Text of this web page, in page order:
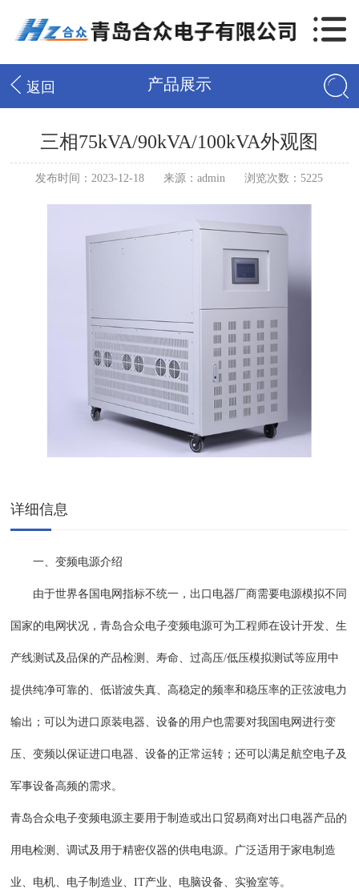
返回 产品展示
三相75kVA/90kVA/100kVA外观图
发布时间：2023-12-18 来源：admin 浏览次数：5225
详细信息
一、变频电源介绍
由于世界各国电网指标不统一，出口电器厂商需要电源模拟不同
国家的电网状况，青岛合众电子变频电源可为工程师在设计开发、生
产线测试及品保的产品检测、寿命、过高压/低压模拟测试等应用中
提供纯净可靠的、低谐波失真、高稳定的频率和稳压率的正弦波电力
输出；可以为进口原装电器、设备的用户也需要对我国电网进行变
压、变频以保证进口电器、设备的正常运转；还可以满足航空电子及
军事设备高频的需求。
青岛合众电子变频电源主要用于制造或出口贸易商对出口电器产品的
用电检测、调试及用于精密仪器的供电电源。广泛适用于家电制造
业、电机、电子制造业、IT产业、电脑设备、实验室等。